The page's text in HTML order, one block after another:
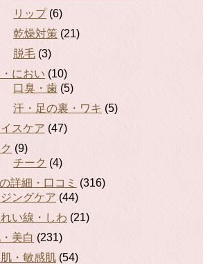
リップ(6)
乾燥対策 (21)
脱毛 (3)
におい (10)
口臭・歯 (5)
汗・足の裏・ワキ (5)
スケア (47)
(9)
チーク (4)
詳細・口コミ (316)
ングケア (44)
い線・しわ (21)
美白 (231)
・敏感肌 (54)